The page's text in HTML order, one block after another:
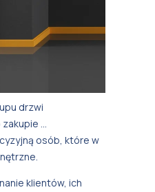
drzwi
…
osób, które w
klientów, ich